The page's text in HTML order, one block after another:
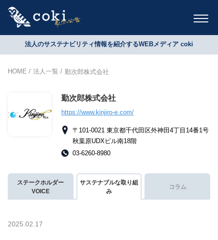
法人のサステナビリティ情報を紹介するWEBメディア coki
HOME 法人一覧 勤次郎株式会社
勤次郎株式会社
https://www.kinjiro-e.com/
〒101-0021 東京都千代田区外神田4丁目14番1号
秋葉原UDXビル南18階
03-6260-8980
ステークホルダー
VOICE
サステナブルな取り組
み
コラム
2025.02.17